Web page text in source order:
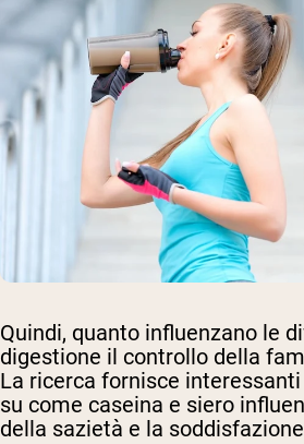
Quindi, quanto influenzano le
digestione il controllo della
La ricerca fornisce
su come caseina e siero
della sazietà e la